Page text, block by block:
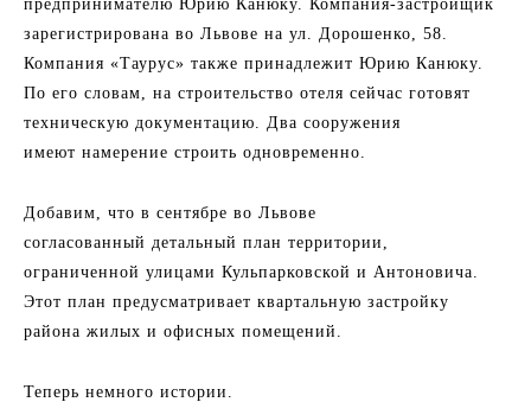
предпринимателю Юрию Канюку. Компания-застройщик
зарегистрирована во Львове на ул. Дорошенко, 58.
Компания «Таурус» также принадлежит Юрию Канюку.
По его словам, на строительство отеля сейчас готовят
техническую документацию. Два сооружения
имеют намерение строить одновременно.
Добавим, что в сентябре во Львове
согласованный детальный план территории,
ограниченной улицами Кульпарковской и Антоновича.
Этот план предусматривает квартальную застройку
района жилых и офисных помещений.
Теперь немного истории.